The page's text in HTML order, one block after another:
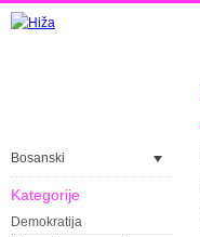
Bosanski
Kategorije
Demokratija